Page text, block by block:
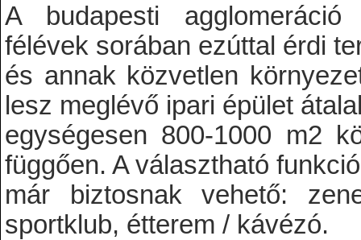
A budapesti agglomeráció
félévek sorában ezúttal érdi
és annak közvetlen
lesz meglévő ipari épület
egységesen 800-1000 m2
függően. A választható
már biztosnak vehető:
sportklub, étterem / kávézó.